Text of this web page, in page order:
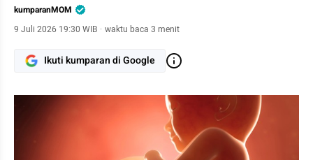
kumparanMOM
9 Juli 2026 19:30 WIB · waktu baca 3 menit
Ikuti kumparan di Google